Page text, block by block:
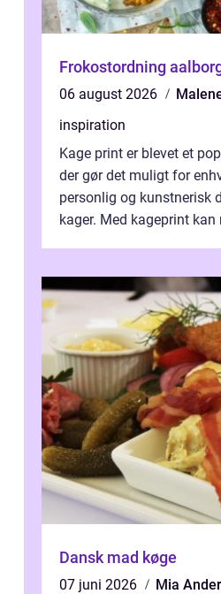
Frokostordning
06 august 2026
inspiration
Kage print er blevet et
der gør det muligt for
personlig og kunstnerisk
kager. Med kageprint
Dansk mad køge
07 juni 2026 Mia